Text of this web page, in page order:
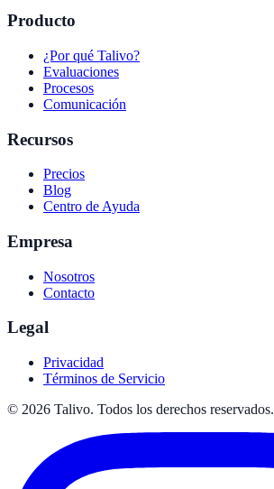
Producto
¿Por qué Talivo?
Evaluaciones
Procesos
Comunicación
Recursos
Precios
Blog
Centro de Ayuda
Empresa
Nosotros
Contacto
Legal
Privacidad
Términos de Servicio
© 2026 Talivo. Todos los derechos reservados.